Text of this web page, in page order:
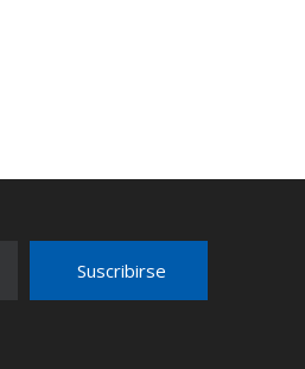
Suscribirse